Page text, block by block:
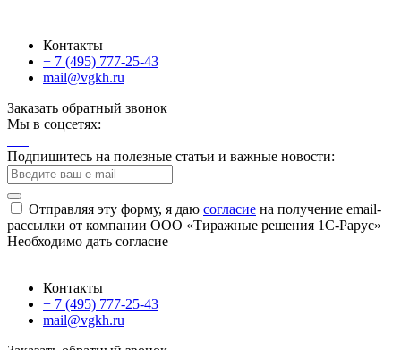
Контакты
+ 7 (495) 777-25-43
mail@vgkh.ru
Заказать обратный звонок
Мы в соцсетях:
Подпишитесь на полезные статьи и важные новости:
Отправляя эту форму, я даю согласие на получение email-
рассылки от компании ООО «Тиражные решения 1С-Рарус»
Необходимо дать согласие
Контакты
+ 7 (495) 777-25-43
mail@vgkh.ru